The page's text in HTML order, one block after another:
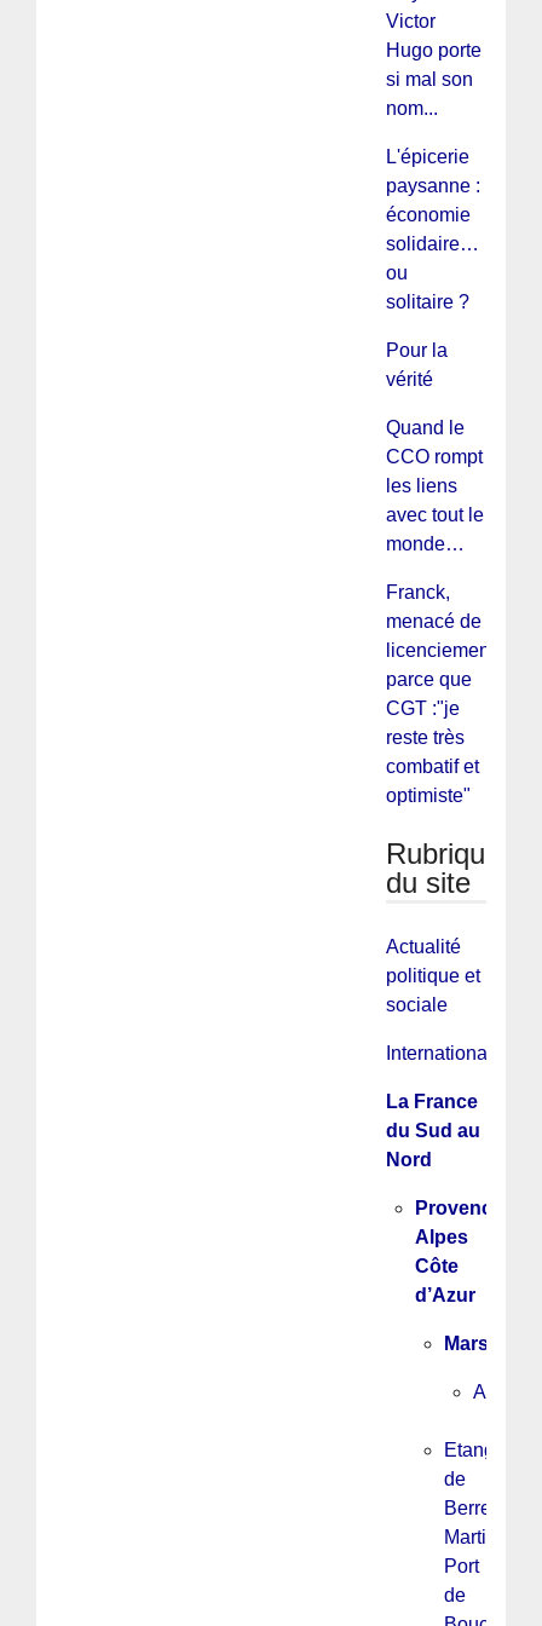
Victor
Hugo porte
si mal son
nom...
L'épicerie
paysanne :
économie
solidaire…
ou
solitaire ?
Pour la
vérité
Quand le
CCO rompt
les liens
avec tout le
monde…
Franck,
menacé de
licenciement
parce que
CGT :"je
reste très
combatif et
optimiste"
Rubriques
du site
Actualité
politique et
sociale
International
La France
du Sud au
Nord
Provence
Alpes
Côte
d’Azur
Marseille
Etang
de
Berre,
Martigues,
Port
de